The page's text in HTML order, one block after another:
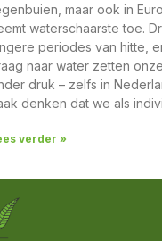
maar ook in
waterschaarste toe.
periodes van hitte,
naar water zetten
druk – zelfs in
denken dat we als
verder »